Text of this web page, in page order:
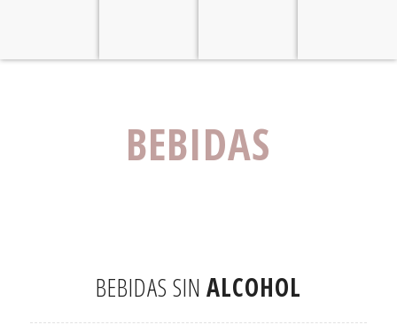
BEBIDAS
BEBIDAS SIN ALCOHOL